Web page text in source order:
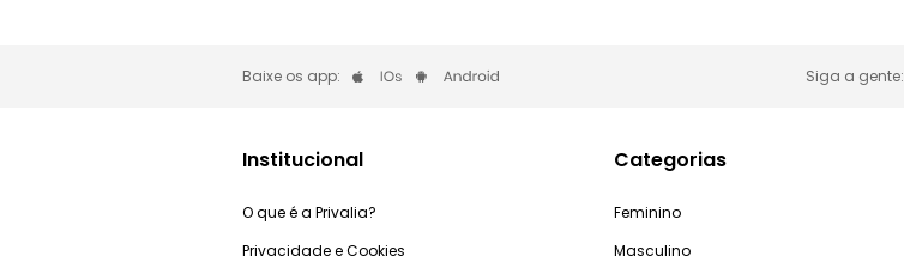
Baixe os app: Siga a gente:
Institucional
O que é a Privalia?
Privacidade e Cookies
Categorias
Feminino
Masculino